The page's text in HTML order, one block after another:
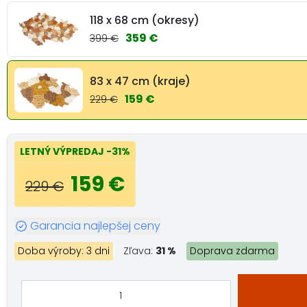
118 x 68 cm (okresy)
399 € 359 €
83 x 47 cm (kraje)
229 € 159 €
LETNÝ VÝPREDAJ -31%
229 € 159 €
Garancia najlepšej ceny
Doba výroby: 3 dni Zľava: 31 % Doprava zdarma